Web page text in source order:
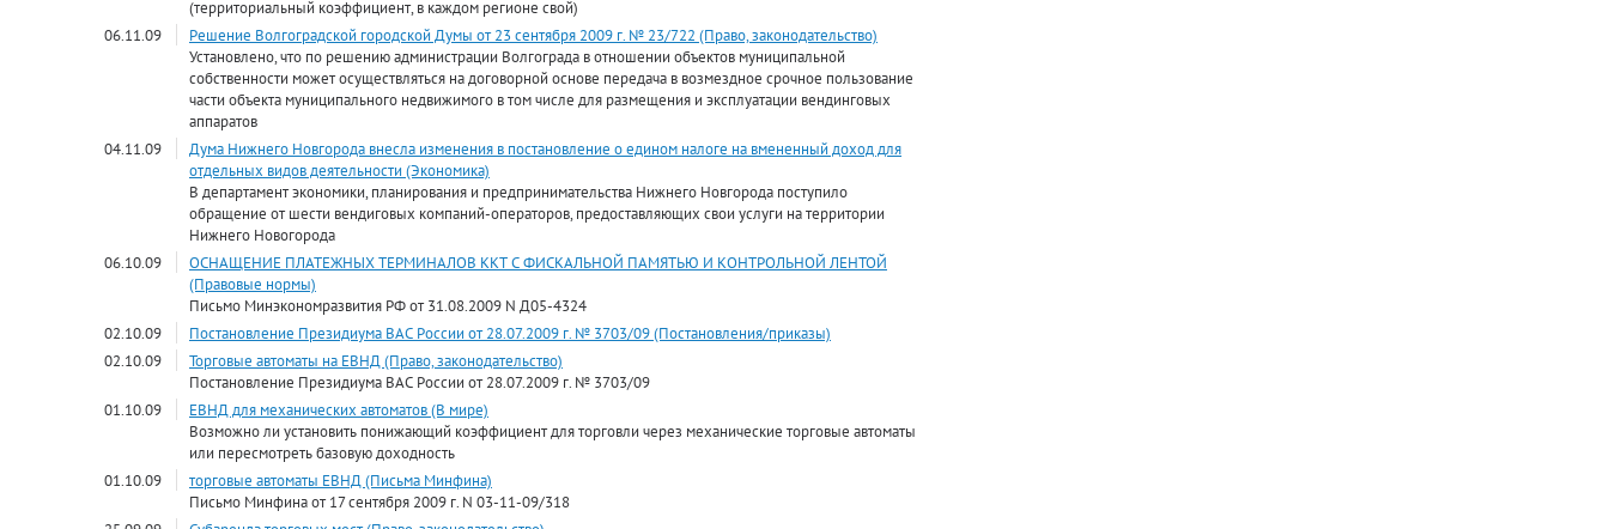
(территориальный коэффициент, в каждом регионе свой)
06.11.09
Решение Волгоградской городской Думы от 23 сентября 2009 г. № 23/722 (Право, законодательство)
Установлено, что по решению администрации Волгограда в отношении объектов муниципальной
собственности может осуществляться на договорной основе передача в возмездное срочное пользование
части объекта муниципального недвижимого в том числе для размещения и эксплуатации вендинговых
аппаратов
04.11.09
Дума Нижнего Новгорода внесла изменения в постановление о едином налоге на вмененный доход для
отдельных видов деятельности (Экономика)
В департамент экономики, планирования и предпринимательства Нижнего Новгорода поступило
обращение от шести вендиговых компаний-операторов, предоставляющих свои услуги на территории
Нижнего Новогорода
06.10.09
ОСНАЩЕНИЕ ПЛАТЕЖНЫХ ТЕРМИНАЛОВ ККТ С ФИСКАЛЬНОЙ ПАМЯТЬЮ И КОНТРОЛЬНОЙ ЛЕНТОЙ
(Правовые нормы)
Письмо Минэкономразвития РФ от 31.08.2009 N Д05-4324
02.10.09
Постановление Президиума ВАС России от 28.07.2009 г. № 3703/09 (Постановления/приказы)
02.10.09
Торговые автоматы на ЕВНД (Право, законодательство)
Постановление Президиума ВАС России от 28.07.2009 г. № 3703/09
01.10.09
ЕВНД для механических автоматов (В мире)
Возможно ли установить понижающий коэффициент для торговли через механические торговые автоматы
или пересмотреть базовую доходность
01.10.09
торговые автоматы ЕВНД (Письма Минфина)
Письмо Минфина от 17 сентября 2009 г. N 03-11-09/318